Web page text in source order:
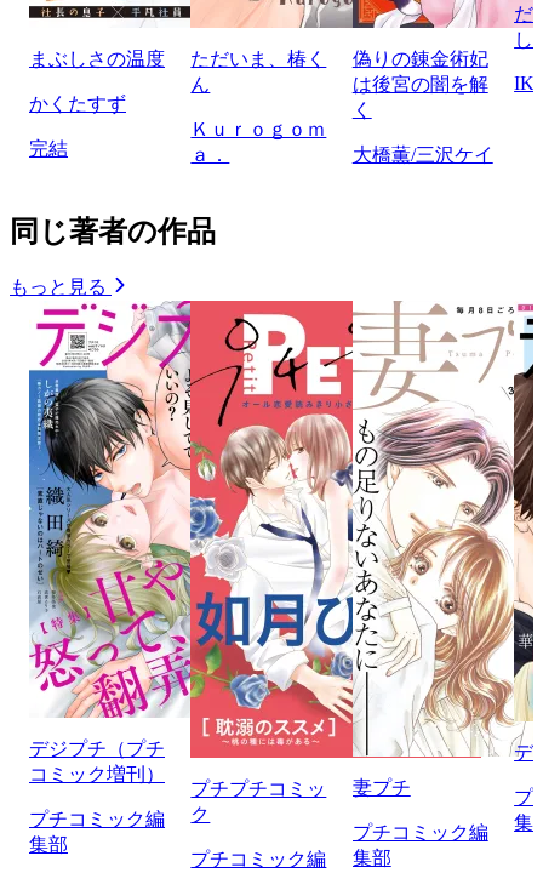
まぶしさの温度
かくたすず
完結
ただいま、椿く
ん
Ｋｕｒｏｇｏｍ
ａ．
偽りの錬金術妃
は後宮の闇を解
く
大橋薫/三沢ケイ
だ
し
同じ著者の作品
もっと見る
デジプチ（プチ
コミック増刊）
プチコミック編
集部
プチプチコミッ
ク
プチコミック編
妻プチ
プチコミック編
集部
デ
プ
集